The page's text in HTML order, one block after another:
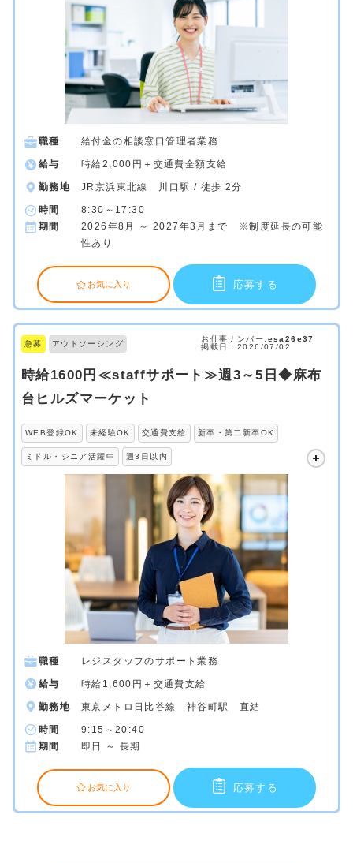
職種 給付金の相談窓口管理者業務
給与 時給2,000円＋交通費全額支給
勤務地 JR京浜東北線 川口駅 / 徒歩 2分
時間
8:30～17:30
期間
2026年8月 ～ 2027年3月まで ※制度延長の可能
性あり
お気に入り 応募する
急募 アウトソーシング
お仕事ナンバー. esa26e37
掲載日：2026/07/02
時給1600円≪staffサポート≫週3～5日◆麻布
台ヒルズマーケット
WEB登録OK 未経験OK 交通費支給 新卒・第二新卒OK
ミドル・シニア活躍中 週3日以内
職種 レジスタッフのサポート業務
給与 時給1,600円＋交通費支給
勤務地 東京メトロ日比谷線 神谷町駅 直結
時間
9:15～20:40
期間
即日 ～ 長期
お気に入り 応募する